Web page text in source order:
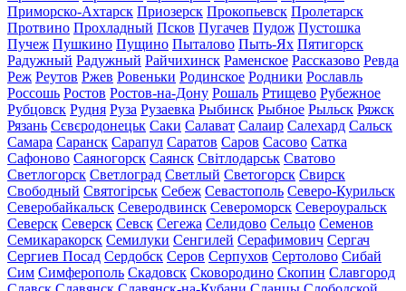
Приморско-Ахтарск Приозерск Прокопьевск Пролетарск
Протвино Прохладный Псков Пугачев Пудож Пустошка
Пучеж Пушкино Пущино Пыталово Пыть-Ях Пятигорск
Радужный Радужный Райчихинск Раменское Рассказово Ревда
Реж Реутов Ржев Ровеньки Родинское Родники Рославль
Россошь Ростов Ростов-на-Дону Рошаль Ртищево Рубежное
Рубцовск Рудня Руза Рузаевка Рыбинск Рыбное Рыльск Ряжск
Рязань Сєвєродонецьк Саки Салават Салаир Салехард Сальск
Самара Саранск Сарапул Саратов Саров Сасово Сатка
Сафоново Саяногорск Саянск Світлодарськ Сватово
Светлогорск Светлоград Светлый Светогорск Свирск
Свободный Святогірськ Себеж Севастополь Северо-Курильск
Северобайкальск Северодвинск Североморск Североуральск
Северск Северск Севск Сегежа Селидово Сельцо Семенов
Семикаракорск Семилуки Сенгилей Серафимович Сергач
Сергиев Посад Сердобск Серов Серпухов Сертолово Сибай
Сим Симферополь Скадовск Сковородино Скопин Славгород